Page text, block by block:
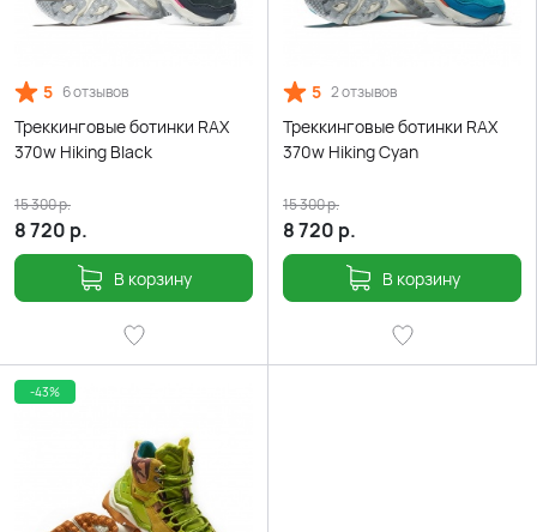
5 6 отзывов
Треккинговые ботинки RAX
370w Hiking Black
8 720 р.
15 300р.
В корзину
5 2 отзывов
Треккинговые ботинки RAX
370w Hiking Cyan
8 720 р.
15 300р.
В корзину
-43%